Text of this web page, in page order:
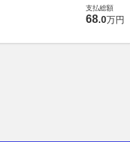
支払総額
68.0万円